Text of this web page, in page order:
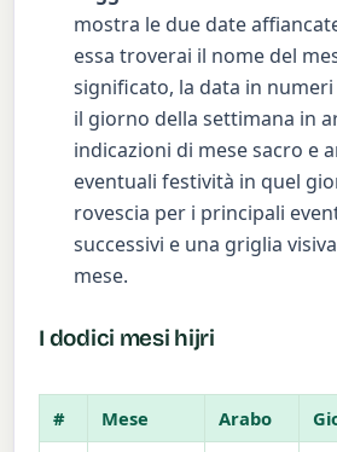
mostra le due date
essa troverai il nome del
significato, la data in
il giorno della settimana in
indicazioni di mese sacro e
eventuali festività in quel
rovescia per i principali
successivi e una griglia
mese.
I dodici mesi hijri
# Mese Arabo